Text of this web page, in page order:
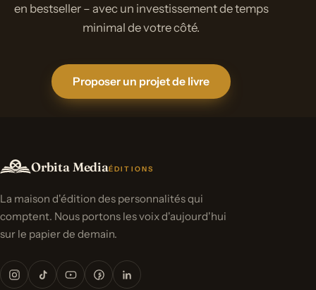
en bestseller – avec un investissement de temps
minimal de votre côté.
Proposer un projet de livre
Orbita MediaÉDITIONS
La maison d'édition des personnalités qui
comptent. Nous portons les voix d'aujourd'hui
sur le papier de demain.